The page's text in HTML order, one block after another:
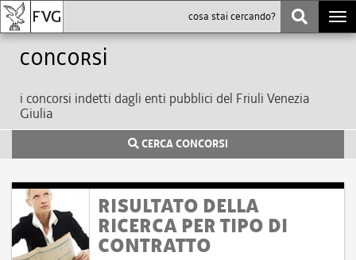
Concorsi
i concorsi indetti dagli enti pubblici del Friuli Venezia
Giulia
CERCA CONCORSI
RISULTATO DELLA
RICERCA PER TIPO DI
CONTRATTO